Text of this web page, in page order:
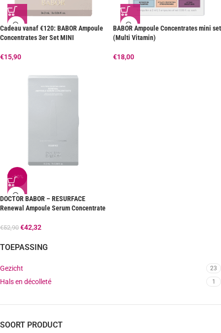
TOEPASSING
Gezicht 23
Hals en décolleté 1
SOORT PRODUCT
Cadeau vanaf €120: BABOR Ampoule
Concentrates 3er Set MINI
€15,90
BABOR Ampoule Concentrates mini set
(Multi Vitamin)
€18,00
-20%
DOCTOR BABOR – RESURFACE
Renewal Ampoule Serum Concentrate
€52,90 €42,32